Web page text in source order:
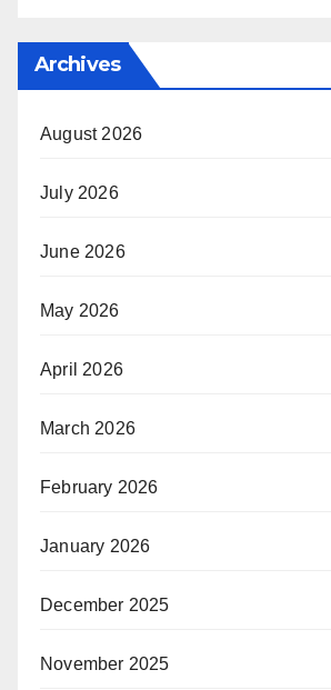
Archives
August 2026
July 2026
June 2026
May 2026
April 2026
March 2026
February 2026
January 2026
December 2025
November 2025